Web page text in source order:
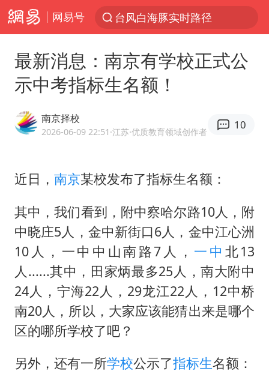
网易号
台风白海豚实时路径
秘鲁和墨西哥宣布恢复外交关系
胡彦斌韩磊 谁帮谁
老中医：立秋后养心是关键
胜宏科技：股票交易异常波动
百花奖开幕式
中巨芯：上半年归母净利润1405.77万元
U17国足点球大战淘汰河床晋级决赛
日本试射“战斧”导弹，国防部回应
胡彦斌获《歌手2026》歌王
名创优品回应女子吐槽内裤质量差
最新消息：南京有学校正式公
示中考指标生名额！
南京择校
2026-06-09 22:51 ·江苏·优质教育领域创作者
10
近日， 南京某校发布了指标生名额：
其中，我们看到，附中察哈尔路10人，附
中晓庄5人，金中新街口6人，金中江心洲
10人，一中中山南路7人， 一中 北13
人......其中，田家炳最多25人，南大附中
24人，宁海22人，29龙江22人，12中桥
南20人，所以，大家应该能猜出来是哪个
区的哪所学校了吧？
另外，还有一所学校公示了指标生名额：